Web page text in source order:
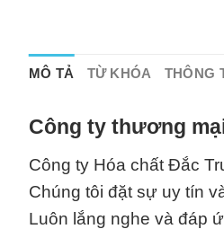
MÔ TẢ TỪ KHÓA THÔNG
Công ty thương
Công ty Hóa chất Đắc
Chúng tôi đặt sự uy tín
Luôn lắng nghe và đáp